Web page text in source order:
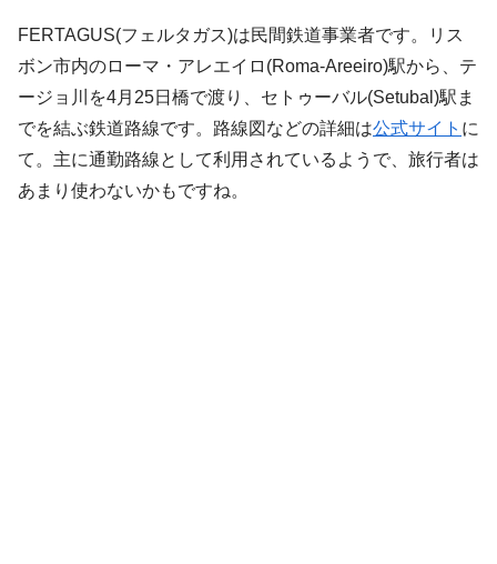
FERTAGUS(フェルタガス)は民間鉄道事業者です。リス
ボン市内のローマ・アレエイロ(Roma-Areeiro)駅から、テ
ージョ川を4月25日橋で渡り、セトゥーバル(Setubal)駅ま
でを結ぶ鉄道路線です。路線図などの詳細は公式サイト に
て。主に通勤路線として利用されているようで、旅行者は
あまり使わないかもですね。